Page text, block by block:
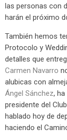
las personas con
harán el próximo
También hemos
Protocolo y
detalles que
Carmen Navarro
alubicas con
Ángel Sánchez,
presidente del
hablado hoy de
haciendo el